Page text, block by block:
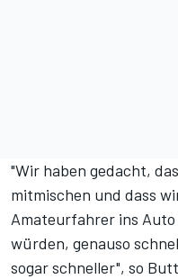
"Wir haben gedacht,
mitmischen und dass
Amateurfahrer ins Auto
würden, genauso
sogar schneller", so